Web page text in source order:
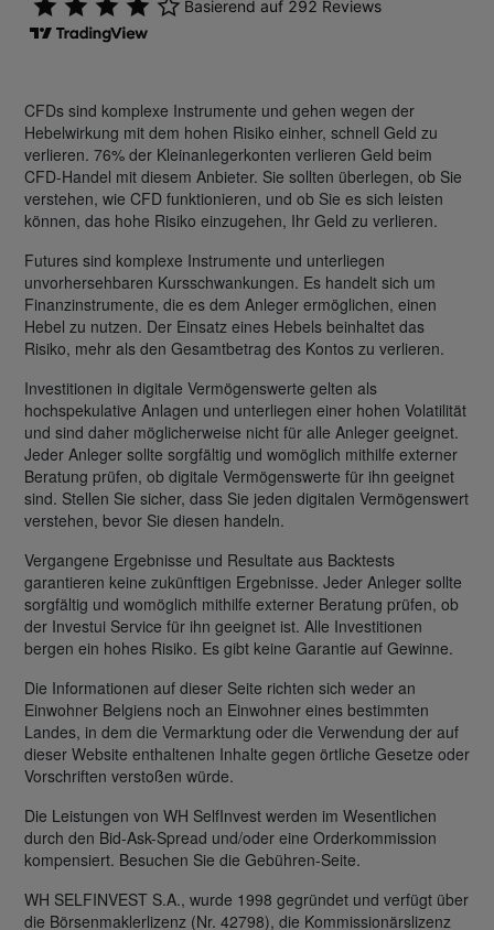
CFDs sind komplexe Instrumente und gehen wegen der
Hebelwirkung mit dem hohen Risiko einher, schnell Geld zu
verlieren. 76% der Kleinanlegerkonten verlieren Geld beim
CFD-Handel mit diesem Anbieter. Sie sollten überlegen, ob Sie
verstehen, wie CFD funktionieren, und ob Sie es sich leisten
können, das hohe Risiko einzugehen, Ihr Geld zu verlieren.
Futures sind komplexe Instrumente und unterliegen
unvorhersehbaren Kursschwankungen. Es handelt sich um
Finanzinstrumente, die es dem Anleger ermöglichen, einen
Hebel zu nutzen. Der Einsatz eines Hebels beinhaltet das
Risiko, mehr als den Gesamtbetrag des Kontos zu verlieren.
Investitionen in digitale Vermögenswerte gelten als
hochspekulative Anlagen und unterliegen einer hohen Volatilität
und sind daher möglicherweise nicht für alle Anleger geeignet.
Jeder Anleger sollte sorgfältig und womöglich mithilfe externer
Beratung prüfen, ob digitale Vermögenswerte für ihn geeignet
sind. Stellen Sie sicher, dass Sie jeden digitalen Vermögenswert
verstehen, bevor Sie diesen handeln.
Vergangene Ergebnisse und Resultate aus Backtests
garantieren keine zukünftigen Ergebnisse. Jeder Anleger sollte
sorgfältig und womöglich mithilfe externer Beratung prüfen, ob
der Investui Service für ihn geeignet ist. Alle Investitionen
bergen ein hohes Risiko. Es gibt keine Garantie auf Gewinne.
Die Informationen auf dieser Seite richten sich weder an
Einwohner Belgiens noch an Einwohner eines bestimmten
Landes, in dem die Vermarktung oder die Verwendung der auf
dieser Website enthaltenen Inhalte gegen örtliche Gesetze oder
Vorschriften verstoßen würde.
Die Leistungen von WH SelfInvest werden im Wesentlichen
durch den Bid-Ask-Spread und/oder eine Orderkommission
kompensiert. Besuchen Sie die Gebühren-Seite.
WH SELFINVEST S.A., wurde 1998 gegründet und verfügt über
die Börsenmaklerlizenz (Nr. 42798), die Kommissionärslizenz